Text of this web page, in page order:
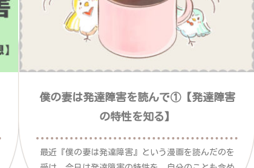
僕の妻は発達障害を読んで①【発達障害
の特性を知る】
最近『僕の妻は発達障害』という漫画を読んだのを